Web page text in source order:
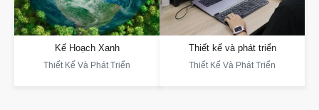
Kế Hoạch Xanh
Thiết Kế Và Phát Triển
Năng Lượng, Giảm Chi Phí Và Sử
Dụng Vật Liệu Tái Chế Để Hỗ Trợ Phát
Triển Bền Vững."
Thiết kế và phát triển
Thiết Kế Và Phát Triển
Giải Quyết Các Vấn Đề Phức Tạp
Bằng Những Ý Tưởng Độc Đáo.
Chúng Tôi Cung Cấp Giải Pháp Một
Cửa, Thiết Kế Tùy Chỉnh Và Thích Ứng
Với Nhiều Tình Huống Khác Nhau